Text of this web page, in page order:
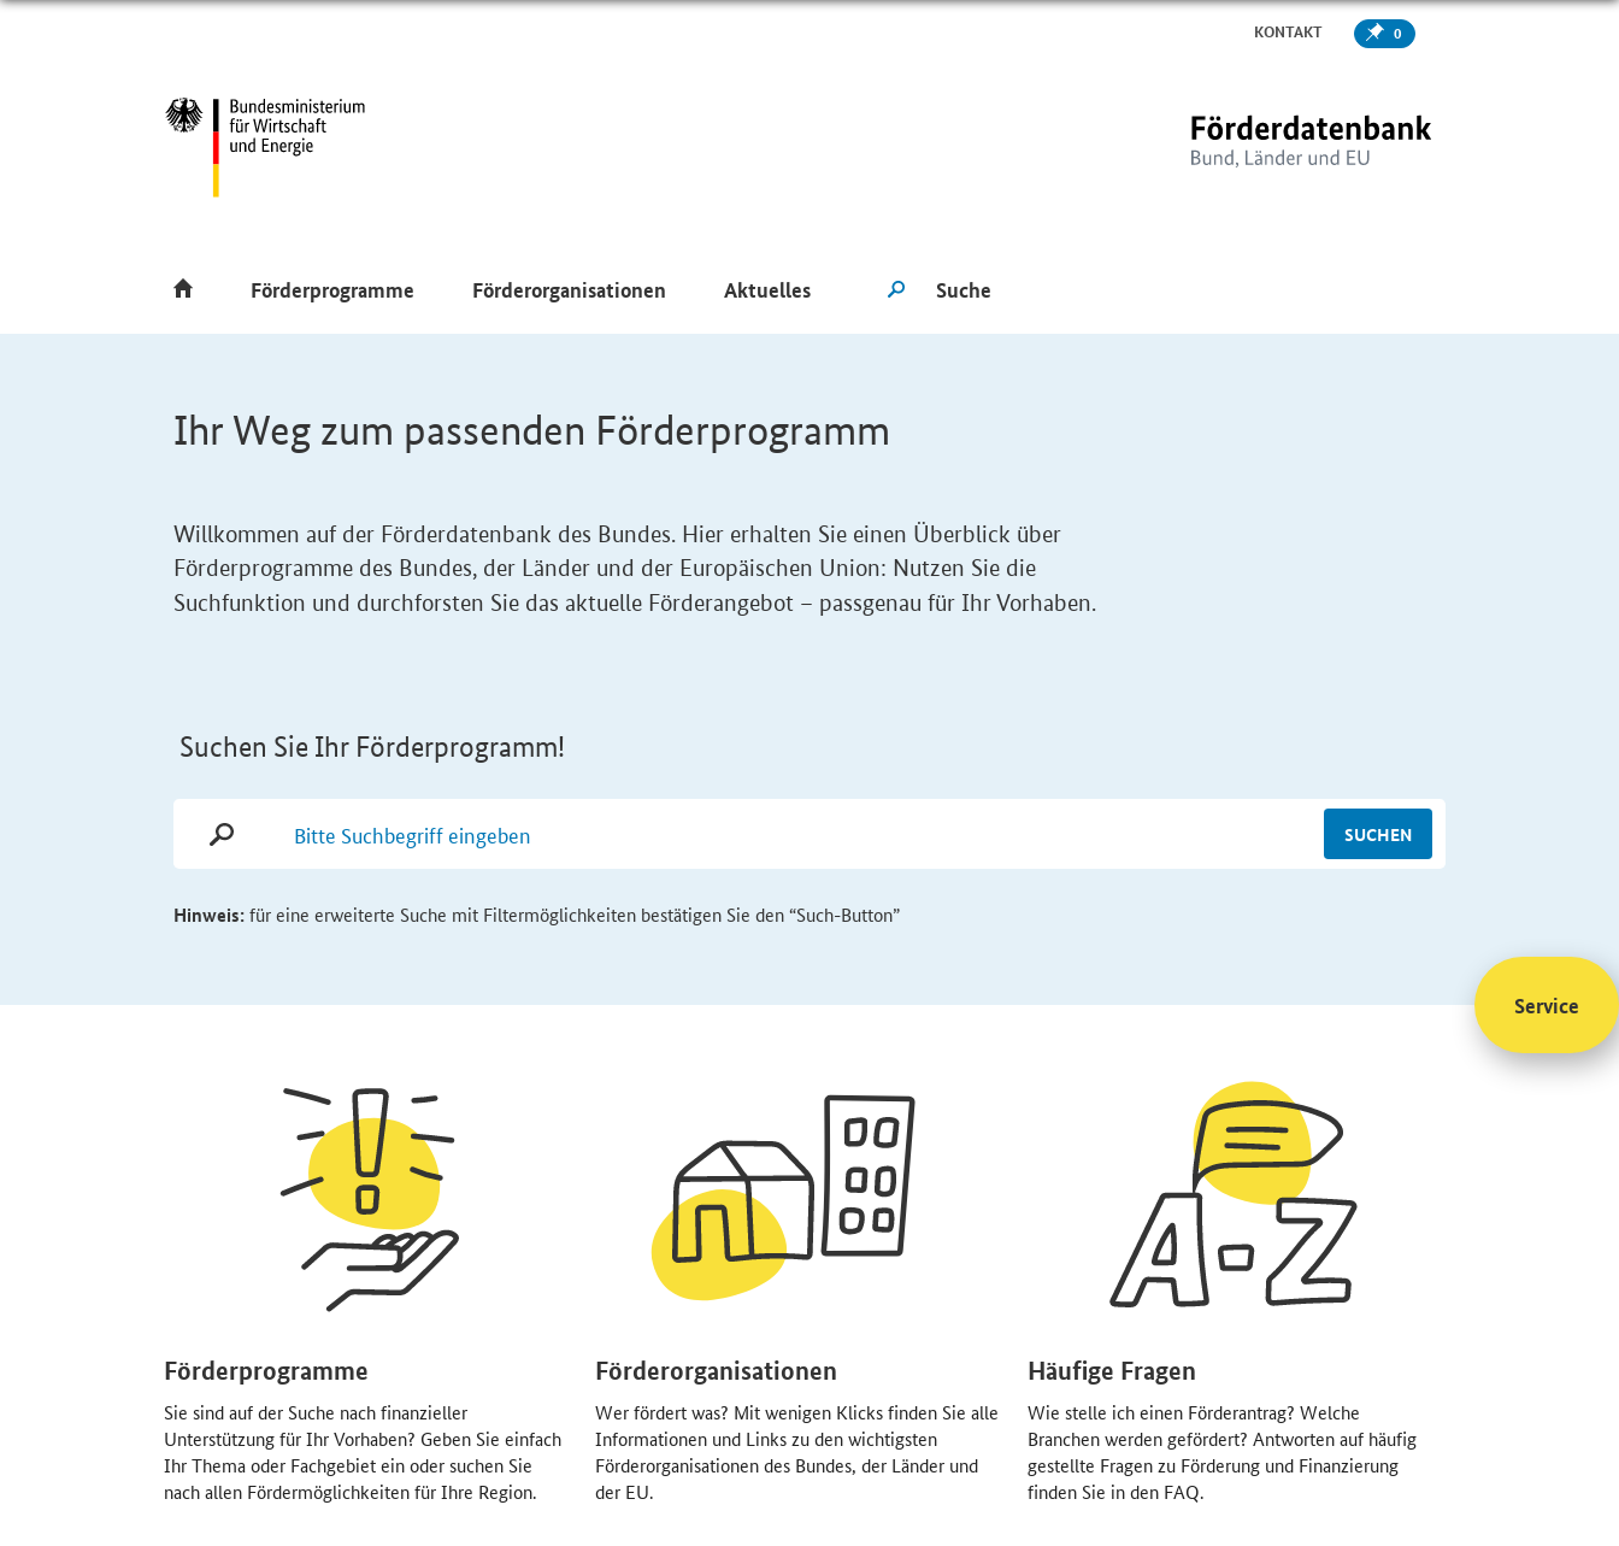
KONTAKT 0
Förderprogramme Förderorganisationen Aktuelles
Ihr Weg zum passenden Förderprogramm
Willkommen auf der Förderdatenbank des Bundes. Hier erhalten Sie einen Überblick über
Förderprogramme des Bundes, der Länder und der Europäischen Union: Nutzen Sie die
Suchfunktion und durchforsten Sie das aktuelle Förderangebot – passgenau für Ihr Vorhaben.
Suchen Sie Ihr Förderprogramm!
SUCHEN
Hinweis:für eine erweiterte Suche mit Filtermöglichkeiten bestätigen Sie den “Such-Button”
Förderprogramme
Sie sind auf der Suche nach finanzieller
Unterstützung für Ihr Vorhaben? Geben Sie einfach
Ihr Thema oder Fachgebiet ein oder suchen Sie
nach allen Fördermöglichkeiten für Ihre Region.
Förderorganisationen
Wer fördert was? Mit wenigen Klicks finden Sie alle
Informationen und Links zu den wichtigsten
Förderorganisationen des Bundes, der Länder und
der EU.
Häufige Fragen
Wie stelle ich einen Förderantrag? Welche
Branchen werden gefördert? Antworten auf häufig
gestellte Fragen zu Förderung und Finanzierung
finden Sie in den FAQ.
Service